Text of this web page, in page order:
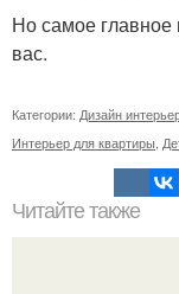
Но самое
вас.
Категории: Дизайн
Интерьер для квартиры
Читайте также